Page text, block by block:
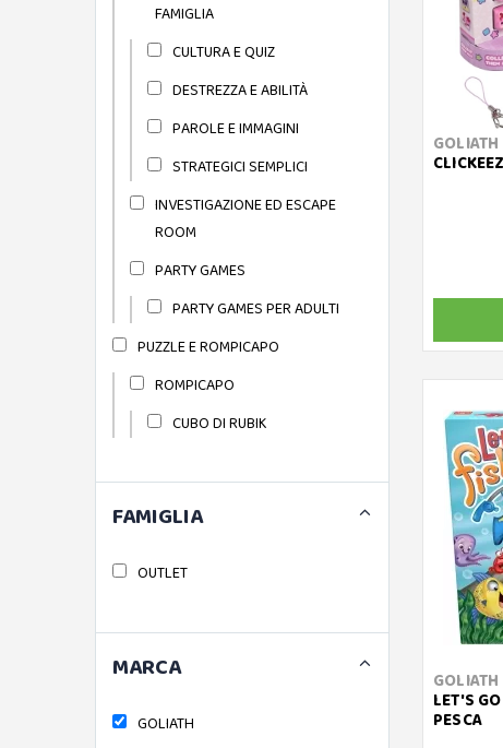
GOLIATH
GOLIATH
LET'S
PESCA
FAMIGLIA
CULTURA E QUIZ
DESTREZZA E ABILITÀ
PAROLE E IMMAGINI
STRATEGICI SEMPLICI
INVESTIGAZIONE ED ESCAPE
ROOM
PARTY GAMES
PARTY GAMES PER ADULTI
PUZZLE E ROMPICAPO
ROMPICAPO
CUBO DI RUBIK
FAMIGLIA
OUTLET
MARCA
GOLIATH